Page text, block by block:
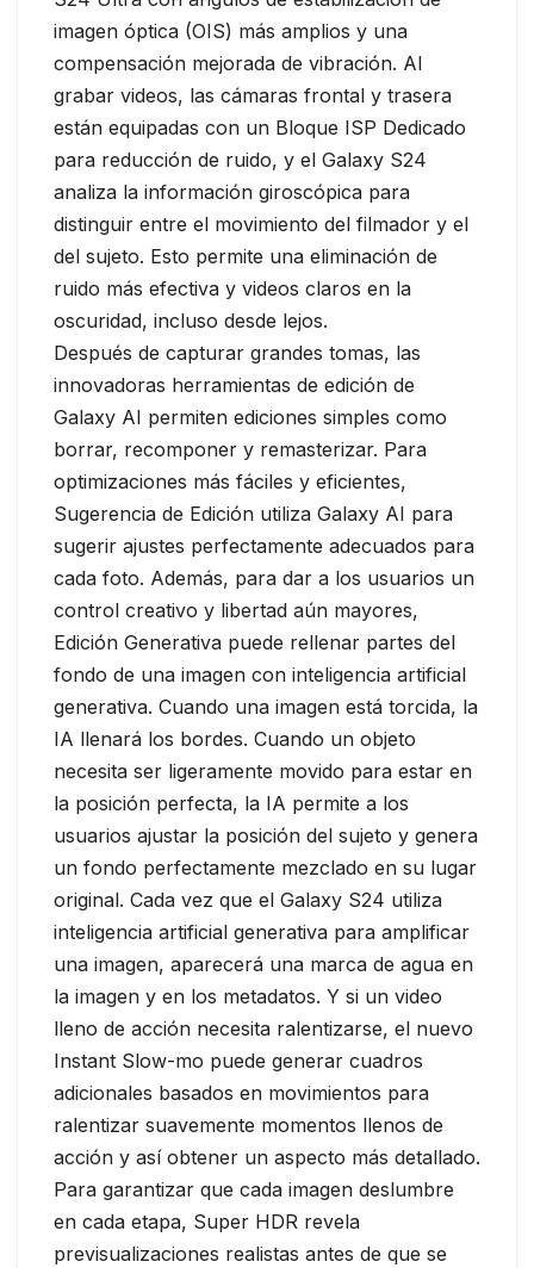
imagen óptica (OIS) más amplios y una
compensación mejorada de vibración. Al
grabar videos, las cámaras frontal y trasera
están equipadas con un Bloque ISP Dedicado
para reducción de ruido, y el Galaxy S24
analiza la información giroscópica para
distinguir entre el movimiento del filmador y el
del sujeto. Esto permite una eliminación de
ruido más efectiva y videos claros en la
oscuridad, incluso desde lejos.
Después de capturar grandes tomas, las
innovadoras herramientas de edición de
Galaxy AI permiten ediciones simples como
borrar, recomponer y remasterizar. Para
optimizaciones más fáciles y eficientes,
Sugerencia de Edición utiliza Galaxy AI para
sugerir ajustes perfectamente adecuados para
cada foto. Además, para dar a los usuarios un
control creativo y libertad aún mayores,
Edición Generativa puede rellenar partes del
fondo de una imagen con inteligencia artificial
generativa. Cuando una imagen está torcida, la
IA llenará los bordes. Cuando un objeto
necesita ser ligeramente movido para estar en
la posición perfecta, la IA permite a los
usuarios ajustar la posición del sujeto y genera
un fondo perfectamente mezclado en su lugar
original. Cada vez que el Galaxy S24 utiliza
inteligencia artificial generativa para amplificar
una imagen, aparecerá una marca de agua en
la imagen y en los metadatos. Y si un video
lleno de acción necesita ralentizarse, el nuevo
Instant Slow-mo puede generar cuadros
adicionales basados en movimientos para
ralentizar suavemente momentos llenos de
acción y así obtener un aspecto más detallado.
Para garantizar que cada imagen deslumbre
en cada etapa, Super HDR revela
previsualizaciones realistas antes de que se